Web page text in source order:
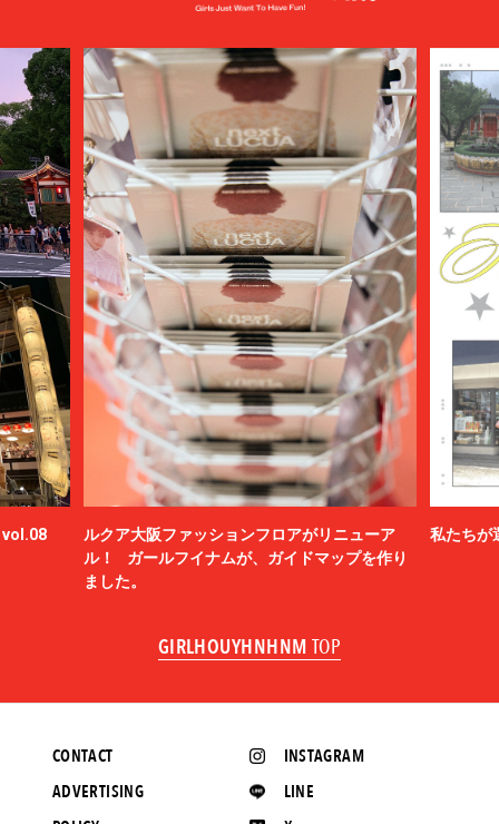
vol.08
ルクア大阪ファッションフロアがリニューア
ル！ ガールフイナムが、ガイドマップを作り
ました。
私たちが
GIRLHOUYHNHNM TOP
INSTAGRAM
LINE
CONTACT
ADVERTISING